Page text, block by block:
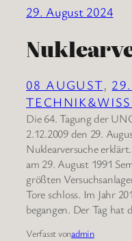
29. August 2024
08 AUGUST,
Die 64. Tagung der
2.12.2009 den 29.
Nuklearversuche
am 29. August 1991
größten
Tore schloss. Im Jahr
begangen. Der Tag hat
Verfasst vonadmin